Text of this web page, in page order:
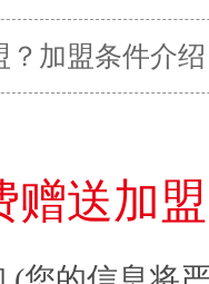
？加盟条件介绍
赠送加